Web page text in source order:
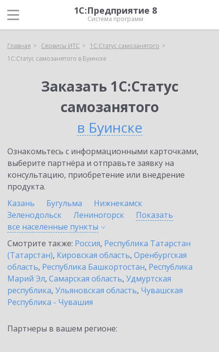
1С:Предприятие 8
Система программ
Главная Сервисы ИТС
1С:Статус самозанятого
1С:Статус самозанятого в Буинске
Заказать 1С:Статус
самозанятого
в Буинске
Ознакомьтесь с информационными карточками,
выберите партнёра и отправьте заявку на
консультацию, приобретение или внедрение
продукта.
Казань
Бугульма
Нижнекамск
Зеленодольск
Лениногорск
Показать
все населенные пункты
Смотрите также: Россия, Республика Татарстан
(Татарстан), Кировская область, Оренбургская
область, Республика Башкортостан, Республика
Марий Эл, Самарская область, Удмуртская
республика, Ульяновская область, Чувашская
Республика - Чувашия
Партнеры в вашем регионе: